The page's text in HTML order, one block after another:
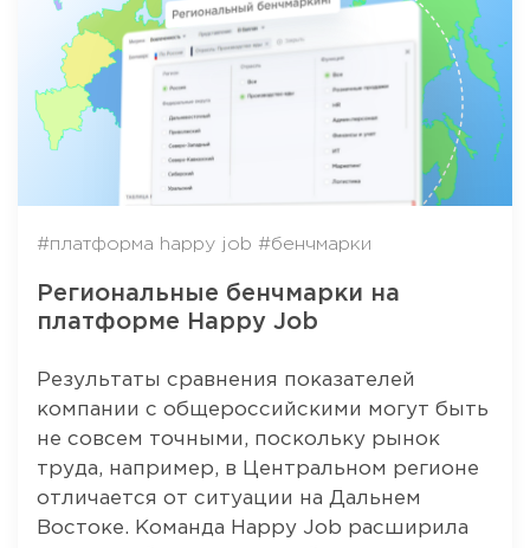
#платформа happy job #бенчмарки
Региональные бенчмарки на
платформе Happy Job
Результаты сравнения показателей
компании с общероссийскими могут быть
не совсем точными, поскольку рынок
труда, например, в Центральном регионе
отличается от ситуации на Дальнем
Востоке. Команда Happy Job расширила